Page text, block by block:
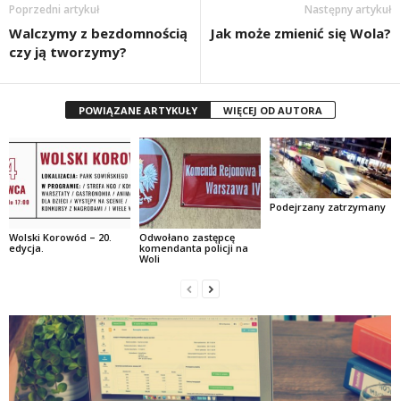
Poprzedni artykuł
Walczymy z bezdomnością
czy ją tworzymy?
Następny artykuł
Jak może zmienić się Wola?
POWIĄZANE ARTYKUŁY WIĘCEJ OD AUTORA
Wolski Korowód – 20.
edycja.
Odwołano zastępcę
komendanta policji na
Woli
Podejrzany zatrzymany